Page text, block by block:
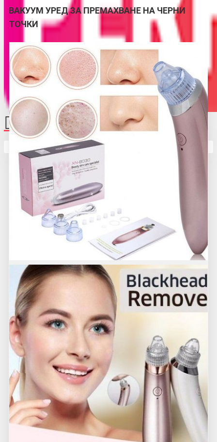
Кутията ви е празна
ВАКУУМ УРЕД ЗА ПРЕМАХВАНЕ НА ЧЕРНИ
ТОЧКИ